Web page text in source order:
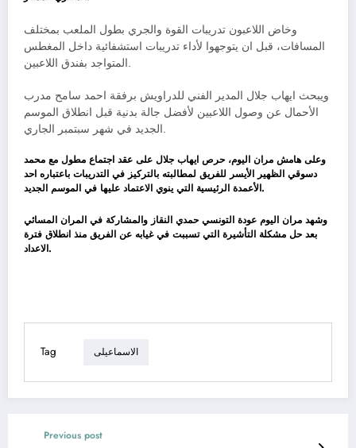
وخاض اللاعبون تدريبات القوة والجري بطول الملعب بمختلف
المسافات، قبل ان يتوجهوا لأداء تدريبات استشفائية داخل المغطس
المتواجد بفندق اللاعبين.
ويبحث ايهاب جلال المدير الفني للدراويش برفقة احمد سامح مدرب
الأحمال عن وصول اللاعبين لأفضل جالة بدنية قبل انطلاق الموسم
الجديد في شهر سبتمبر الجاري.
وعلى هامش مران اليوم، حرص ايهاب جلال على عقد اجتماع مطول مع محمد
دسوقي الظهير الأيسر للفريق لمطالبته بالتركيز في التدريبات باعتباره احد
الأعمدة الرئيسية التي ينوي الاعتماد عليها في الموسم الجديد.
وشهد مران اليوم عودة التونسي حمدي النقاز والمشاركة في المران المسائي
بعد حل مشكلة التأشيرة التي تسببت في غيابه عن الفريق منذ انطلاق فترة
الاعداد.
Tag الاسماعيلى
Previous post